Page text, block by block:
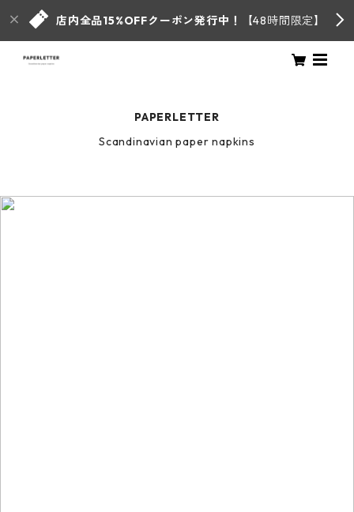
店内全品15%OFFクーポン発行中！ 【48時間限定】
PAPERLETTER
Scandinavian paper napkins